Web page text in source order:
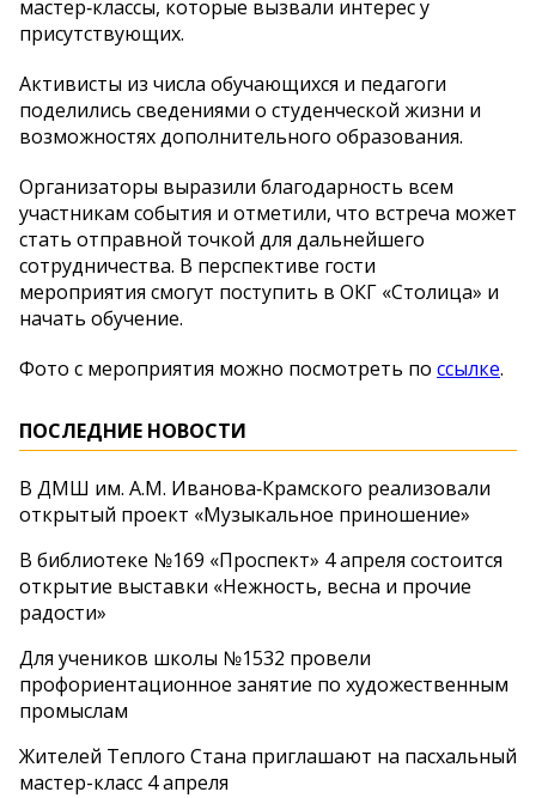
мастер‑классы, которые вызвали интерес у
присутствующих.
Активисты из числа обучающихся и педагоги
поделились сведениями о студенческой жизни и
возможностях дополнительного образования.
Организаторы выразили благодарность всем
участникам события и отметили, что встреча может
стать отправной точкой для дальнейшего
сотрудничества. В перспективе гости
мероприятия смогут поступить в ОКГ «Столица» и
начать обучение.
Фото с мероприятия можно посмотреть по ссылке.
ПОСЛЕДНИЕ НОВОСТИ
В ДМШ им. А.М. Иванова‑Крамского реализовали
открытый проект «Музыкальное приношение»
В библиотеке №169 «Проспект» 4 апреля состоится
открытие выставки «Нежность, весна и прочие
радости»
Для учеников школы №1532 провели
профориентационное занятие по художественным
промыслам
Жителей Теплого Стана приглашают на пасхальный
мастер-класс 4 апреля